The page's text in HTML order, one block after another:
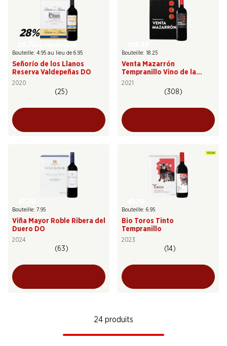
28%
Bouteille: 4.95 au lieu de 6.95
Señorío de los Llanos
Reserva Valdepeñas DO
2020
(25)
Bouteille: 18.25
Venta Mazarrón
Tempranillo Vino de la
Tierra de Castilla y León
2021
(308)
Bouteille: 7.95
Viña Mayor Roble Ribera del
Duero DO
2024
(63)
Bouteille: 6.95
Bio Toros Tinto
Tempranillo
2023
(14)
24 produits